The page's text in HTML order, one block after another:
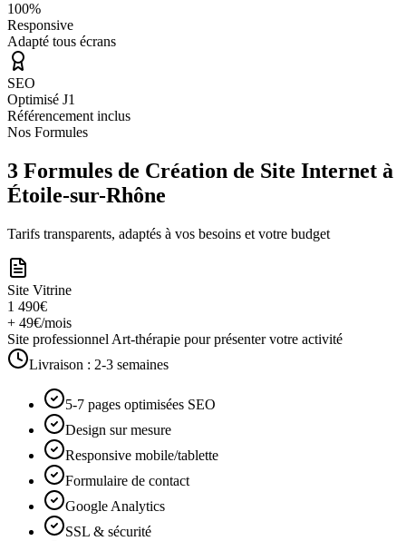
100%
Responsive
Adapté tous écrans
SEO
Optimisé J1
Référencement inclus
Nos Formules
3 Formules de Création de Site Internet à
Étoile-sur-Rhône
Tarifs transparents, adaptés à vos besoins et votre budget
Site Vitrine
1 490€
+ 49€/mois
Site professionnel Art-thérapie pour présenter votre activité
Livraison : 2-3 semaines
5-7 pages optimisées SEO
Design sur mesure
Responsive mobile/tablette
Formulaire de contact
Google Analytics
SSL & sécurité